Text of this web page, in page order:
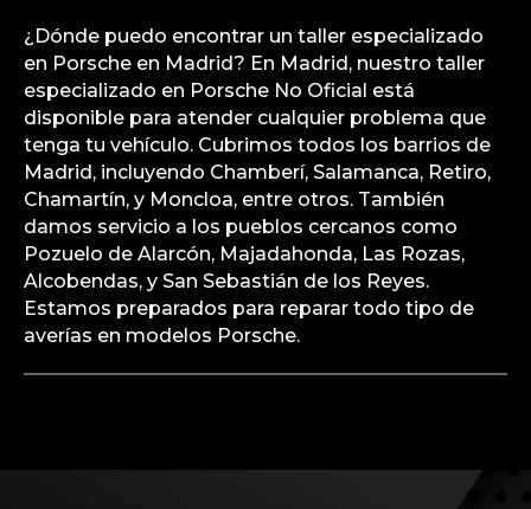
¿Dónde puedo encontrar un taller especializado
en Porsche en Madrid? En Madrid, nuestro taller
especializado en Porsche No Oficial está
disponible para atender cualquier problema que
tenga tu vehículo. Cubrimos todos los barrios de
Madrid, incluyendo Chamberí, Salamanca, Retiro,
Chamartín, y Moncloa, entre otros. También
damos servicio a los pueblos cercanos como
Pozuelo de Alarcón, Majadahonda, Las Rozas,
Alcobendas, y San Sebastián de los Reyes.
Estamos preparados para reparar todo tipo de
averías en modelos Porsche.